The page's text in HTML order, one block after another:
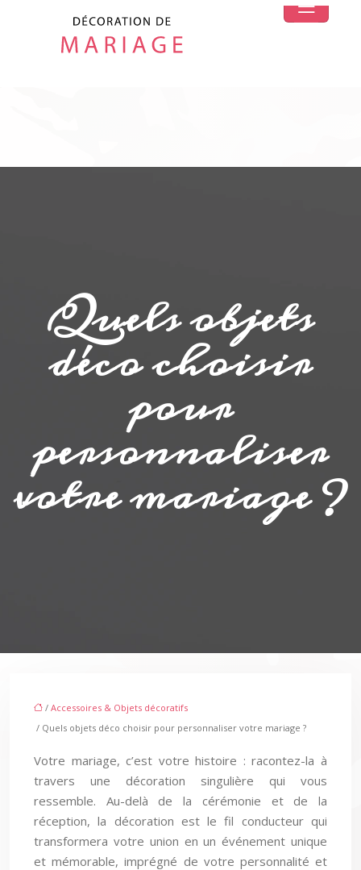
Quels objets
déco choisir
pour
personnaliser
votre mariage ?
/ Accessoires & Objets décoratifs
/ Quels objets déco choisir pour personnaliser votre mariage ?
Votre mariage, c’est votre histoire : racontez-la à
travers une décoration singulière qui vous
ressemble. Au-delà de la cérémonie et de la
réception, la décoration est le fil conducteur qui
transformera votre union en un événement unique
et mémorable, imprégné de votre personnalité et